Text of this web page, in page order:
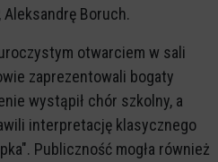
Aleksandrę Boruch.
otwarciem w sali
zaprezentowali bogaty
wystąpił chór szkolny, a
interpretację klasycznego
Publiczność mogła również